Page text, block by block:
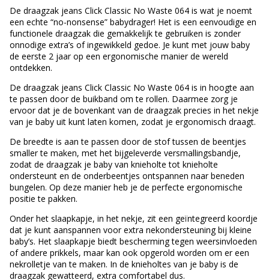
De draagzak jeans Click Classic No Waste 064 is wat je noemt
een echte “no-nonsense” babydrager! Het is een eenvoudige en
functionele draagzak die gemakkelijk te gebruiken is zonder
onnodige extra’s of ingewikkeld gedoe. Je kunt met jouw baby
de eerste 2 jaar op een ergonomische manier de wereld
ontdekken.
De draagzak jeans Click Classic No Waste 064 is in hoogte aan
te passen door de buikband om te rollen. Daarmee zorg je
ervoor dat je de bovenkant van de draagzak precies in het nekje
van je baby uit kunt laten komen, zodat je ergonomisch draagt.
De breedte is aan te passen door de stof tussen de beentjes
smaller te maken, met het bijgeleverde versmallingsbandje,
zodat de draagzak je baby van knieholte tot knieholte
ondersteunt en de onderbeentjes ontspannen naar beneden
bungelen. Op deze manier heb je de perfecte ergonomische
positie te pakken.
Onder het slaapkapje, in het nekje, zit een geïntegreerd koordje
dat je kunt aanspannen voor extra nekondersteuning bij kleine
baby’s. Het slaapkapje biedt bescherming tegen weersinvloeden
of andere prikkels, maar kan ook opgerold worden om er een
nekrolletje van te maken. In de knieholtes van je baby is de
draagzak gewatteerd, extra comfortabel dus.